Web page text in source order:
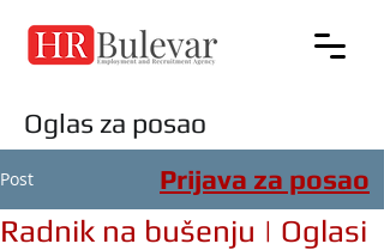
Oglas za posao
Post
Radnik na bušenju | Oglasi
Prijava za posao